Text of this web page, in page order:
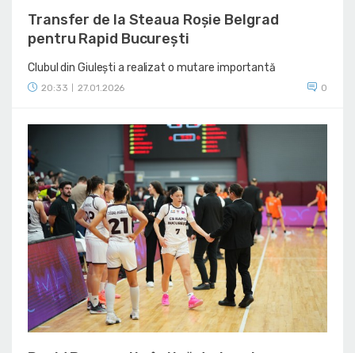
Transfer de la Steaua Roșie Belgrad
pentru Rapid București
Clubul din Giulești a realizat o mutare importantă
20:33 27.01.2026 0